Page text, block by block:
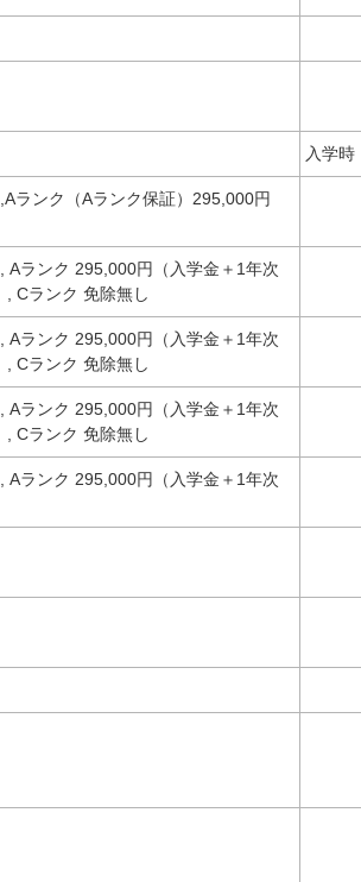
入学時
ランク（Aランク保証）295,000円
ランク 295,000円（入学金＋1年次
Cランク 免除無し
ランク 295,000円（入学金＋1年次
Cランク 免除無し
ランク 295,000円（入学金＋1年次
Cランク 免除無し
ランク 295,000円（入学金＋1年次